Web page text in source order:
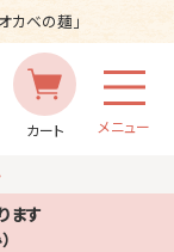
カベの麺」
カート メニュー
ます